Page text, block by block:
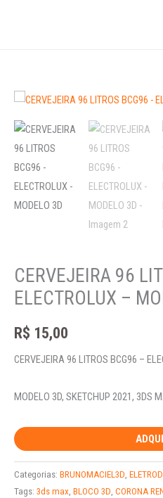
CERVEJEIRA 96
ELECTROLUX –
R$ 15,00
CERVEJEIRA 96 LITROS BCG96 –
MODELO 3D, SKETCHUP 2021, 3DS
CERVEJEIRA
96
LITROS
BCG96
-
ELECTROLUX
-
quantidade
Categorias: BRUNOMACIEL3D,
Tags: 3ds max, BLOCO 3D, CORONA